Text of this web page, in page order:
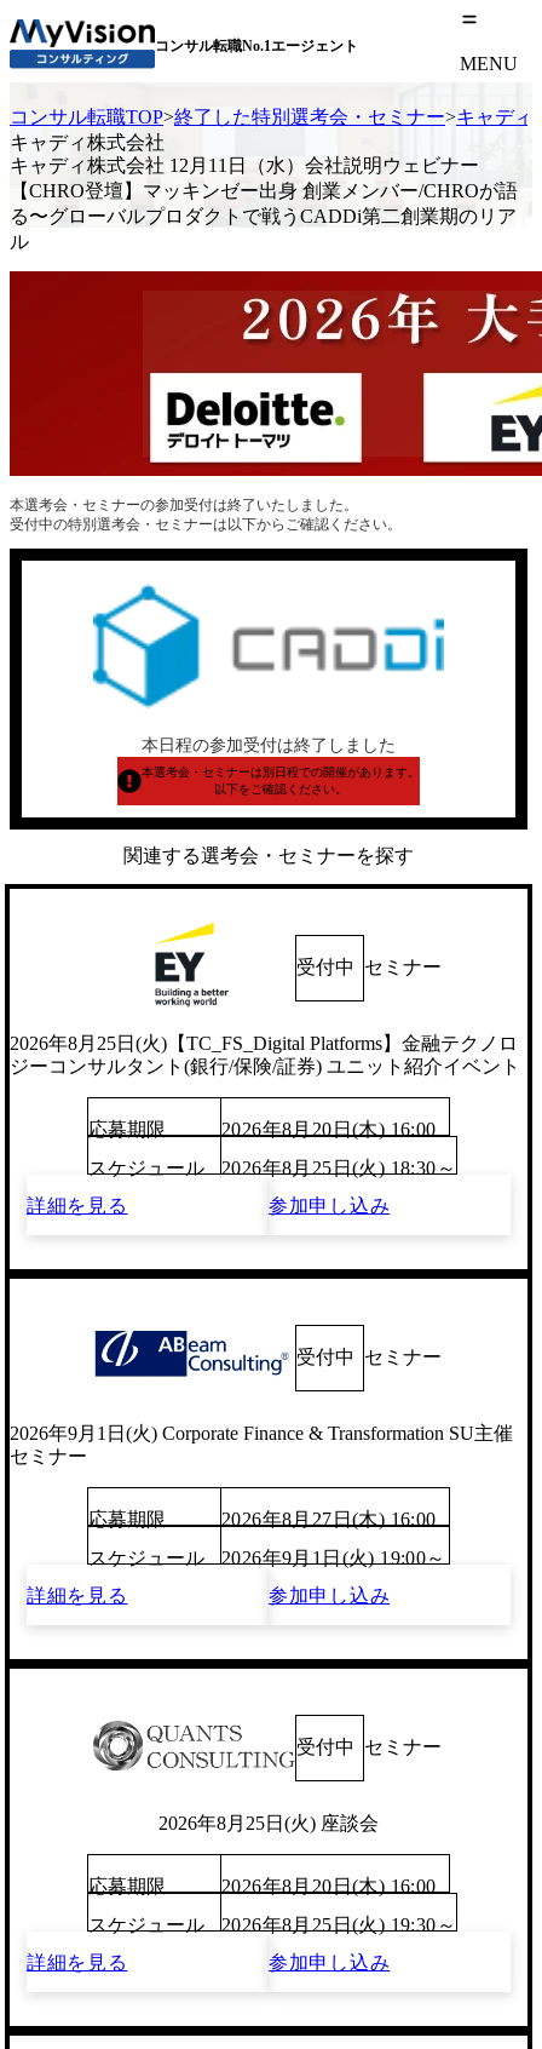
コンサル転職No.1エージェント
MENU
コンサル転職TOP>終了した特別選考会・セミナー>キャディ
キャディ株式会社
キャディ株式会社 12月11日（水）会社説明ウェビナー
【CHRO登壇】マッキンゼー出身 創業メンバー/CHROが語
る〜グローバルプロダクトで戦うCADDi第二創業期のリア
ル
本選考会・セミナーの参加受付は終了いたしました。
受付中の特別選考会・セミナーは以下からご確認ください。
本日程の参加受付は終了しました
本選考会・セミナーは別日程での開催があります。
以下をご確認ください。
関連する選考会・セミナーを探す
受付中 セミナー
2026年8月25日(火)【TC_FS_Digital Platforms】金融テクノロ
ジーコンサルタント(銀行/保険/証券) ユニット紹介イベント
応募期限
2026年8月20日(木) 16:00
スケジュール
2026年8月25日(火) 18:30～
詳細を見る
参加申し込み
受付中 セミナー
2026年9月1日(火) Corporate Finance & Transformation SU主催
セミナー
応募期限
2026年8月27日(木) 16:00
スケジュール
2026年9月1日(火) 19:00～
詳細を見る
参加申し込み
受付中 セミナー
2026年8月25日(火) 座談会
応募期限
2026年8月20日(木) 16:00
スケジュール
2026年8月25日(火) 19:30～
詳細を見る
参加申し込み